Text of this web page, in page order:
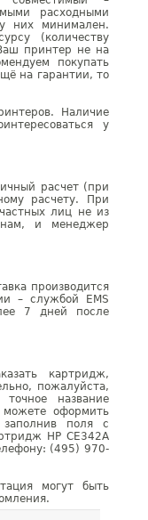
расходными
них минимален.
(количеству
принтер не на
покупать
на гарантии, то
Наличие
у
расчет (при
расчету. При
лиц не из
нам, и менеджер
производится
– службой EMS
7 дней после
картридж,
пожалуйста,
название
оформить
поля с
HP CE342A
(495) 970-
могут быть